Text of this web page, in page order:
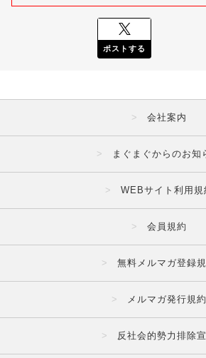
ポストする
会社案内
まぐまぐからのお知
WEBサイト利用規
会員規約
無料メルマガ登録
メルマガ発行規約
反社会的勢力排除